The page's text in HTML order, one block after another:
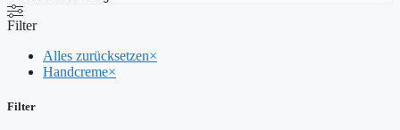
Filter
Alles zurücksetzen×
Handcreme×
Filter